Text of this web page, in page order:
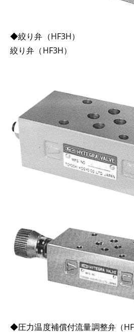
◆絞り弁（HF3H）
絞り弁（HF3H）
◆圧力温度補償付流量調整弁（